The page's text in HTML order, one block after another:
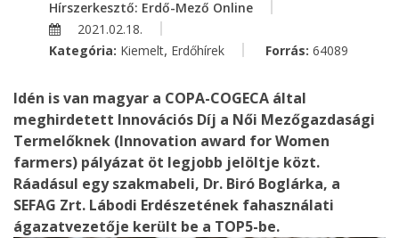
Hírszerkesztő: Erdő-Mező Online
2021.02.18.
Kategória: Kiemelt, Erdőhírek Forrás: 64089
Idén is van magyar a COPA-COGECA által
meghirdetett Innovációs Díj a Női Mezőgazdasági
Termelőknek (Innovation award for Women
farmers) pályázat öt legjobb jelöltje közt.
Ráadásul egy szakmabeli, Dr. Biró Boglárka, a
SEFAG Zrt. Lábodi Erdészetének fahasználati
ágazatvezetője került be a TOP5-be.